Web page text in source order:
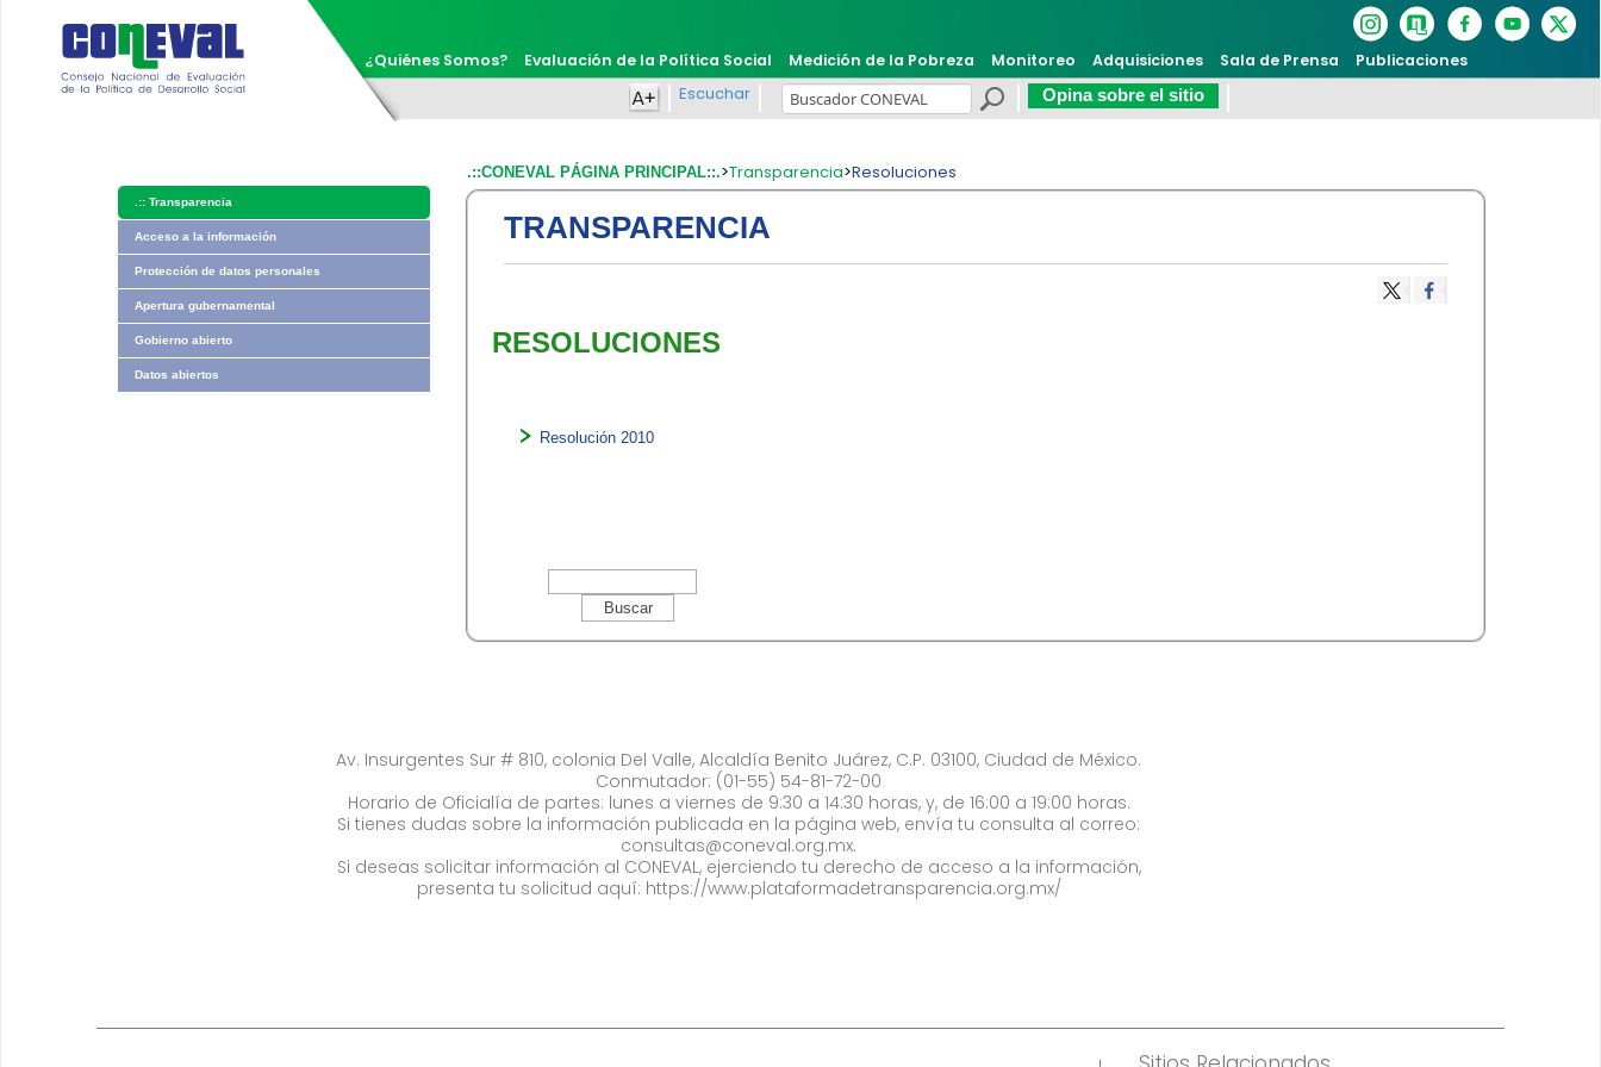
¿Quiénes Somos? Evaluación de la Política Social Medición de la Pobreza Monitoreo Adquisiciones Sala de Prensa Publicaciones
Escuchar Opina sobre el sitio
.::Transparencia
Acceso a la información
Protección de datos personales
Apertura gubernamental
Gobierno abierto
Datos abiertos
.::CONEVAL PÁGINA PRINCIPAL::.>Transparencia>Resoluciones
TRANSPARENCIA
RESOLUCIONES
Resolución 2010​​​
Av. Insurgentes Sur # 810, colonia Del Valle, Alcaldía Benito Juárez, C.P. 03100, Ciudad de México.
Conmutador: (01-55) 54-81-72-00
Horario de Oficialía de partes: lunes a viernes de 9:30 a 14:30 horas, y, de 16:00 a 19:00 horas.
Si tienes dudas sobre la información publicada en la página web, envía tu consulta al correo:
consultas@coneval.org.mx.
Si deseas solicitar información al CONEVAL, ejerciendo tu derecho de acceso a la información,
presenta tu solicitud aquí: https://www.plataformadetransparencia.org.mx/